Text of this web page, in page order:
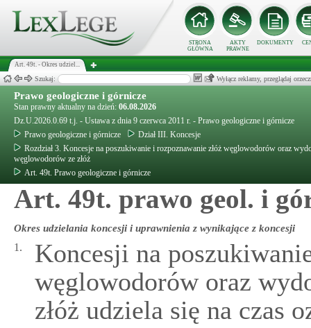
STRONA
GŁÓWNA
AKTY
PRAWNE
DOKUMENTY
Art. 49t. - Okres udziel...
Szukaj: Wyłącz reklamy, przeglądaj
Prawo geologiczne i górnicze
Stan prawny aktualny na dzień: 06.08.2026
Dz.U.2026.0.69 t.j. - Ustawa z dnia 9 czerwca 2011 r. - Prawo geologiczne i górnicze
Prawo geologiczne i górnicze
Dział III. Koncesje
Rozdział 3. Koncesje na poszukiwanie i rozpoznawanie złóż węglowodorów oraz
węglowodorów ze złóż
Art. 49t. Prawo geologiczne i górnicze
Art. 49t. prawo geol. i
Okres udzielania koncesji i uprawnienia z wynikające z koncesji
1.
Koncesji na
węglowodorów oraz
złóż udziela się na czas